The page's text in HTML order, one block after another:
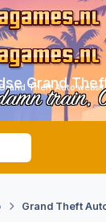
Grand
Theft Autotrain,
Grand Theft